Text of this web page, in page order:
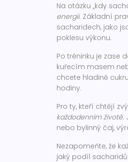
Na otázku „kdy
energii. Základní
sacharidech, jako
poklesu výkonu.
Po tréninku je zase
kuřecím masem
chcete hladině
hodiny.
Pro ty, kteří chtějí
každodenním životě.
nebo bylinný čaj,
Nezapomeňte, že
jaký podíl